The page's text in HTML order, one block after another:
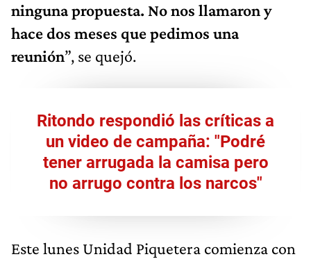
ninguna propuesta. No nos llamaron y
hace dos meses que pedimos una
reunión”, se quejó.
Ritondo respondió las críticas a
un video de campaña: "Podré
tener arrugada la camisa pero
no arrugo contra los narcos"
Este lunes Unidad Piquetera comienza con